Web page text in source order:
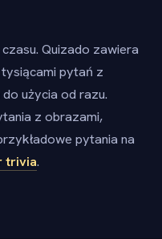
Quizado zawiera
pytań z
użycia od razu.
z obrazami,
pytania na
trivia.